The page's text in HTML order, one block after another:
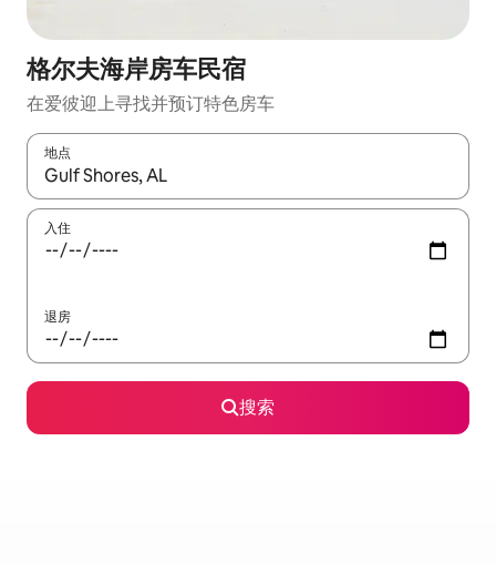
格尔夫海岸房车民宿
在爱彼迎上寻找并预订特色房车
地点
如有搜索结果，请使用上下方向键查看，或通过点击或滑动手势
入住
退房
搜索